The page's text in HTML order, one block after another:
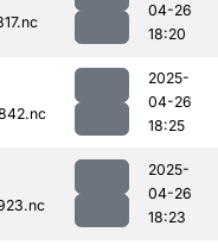
04-26
18:20
2025-
04-26
18:25
2025-
04-26
18:23